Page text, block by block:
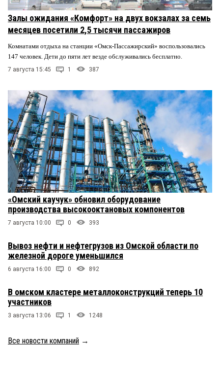
Залы ожидания «Комфорт» на двух вокзалах за семь
месяцев посетили 2,5 тысячи пассажиров
Комнатами отдыха на станции «Омск-Пассажирский» воспользовались
147 человек. Дети до пяти лет везде обслуживались бесплатно.
7 августа 15:45 1 387
«Омский каучук» обновил оборудование
производства высокооктановых компонентов
7 августа 10:00 0 393
Вывоз нефти и нефтегрузов из Омской области по
железной дороге уменьшился
6 августа 16:00 0 892
В омском кластере металлоконструкций теперь 10
участников
3 августа 13:06 1 1248
Все новости компаний →